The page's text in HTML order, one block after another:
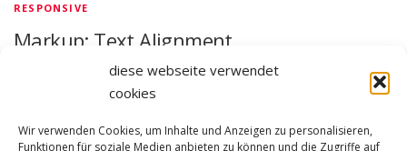
diese webseite verwendet
cookies
Wir verwenden Cookies, um Inhalte und Anzeigen zu personalisieren,
Funktionen für soziale Medien anbieten zu können und die Zugriffe auf
RESPONSIVE
Markup: Text Alignment
Default This is a paragraph. It should not have any alignment of any kind.
It should just flow like you would normally expect. Nothing fancy. Just